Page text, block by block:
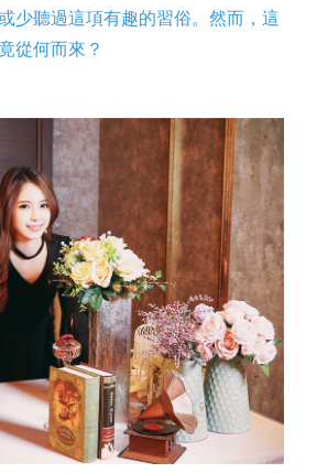
少聽過這項有趣的習俗。然而，這
從何而來？